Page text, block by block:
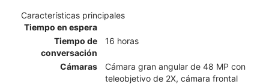
Características principales
Tiempo en espera
Tiempo de
conversación
16 horas
Cámaras
Cámara gran angular de 48 MP con
teleobjetivo de 2X, cámara frontal